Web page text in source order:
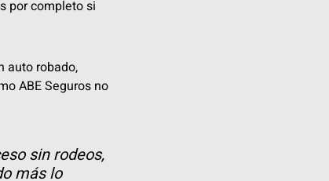
por completo si
auto robado,
ABE Seguros no
sin rodeos,
más lo